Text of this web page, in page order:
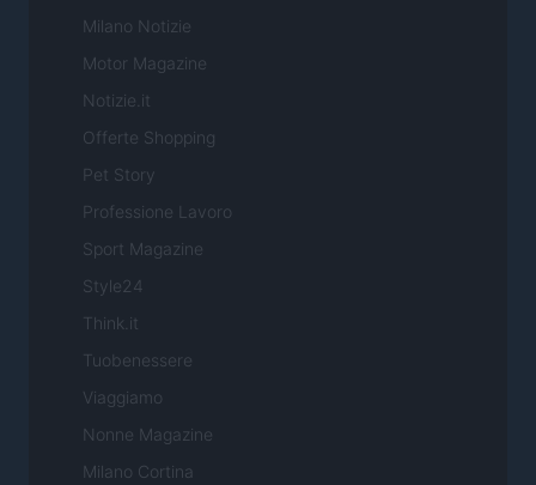
Milano Notizie
Motor Magazine
Notizie.it
Offerte Shopping
Pet Story
Professione Lavoro
Sport Magazine
Style24
Think.it
Tuobenessere
Viaggiamo
Nonne Magazine
Milano Cortina